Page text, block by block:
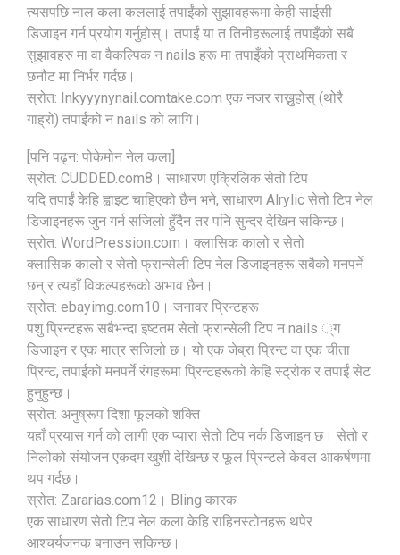
त्यसपछि नाल कला कललाई तपाईंको सुझावहरूमा केही साईसी
डिजाइन गर्न प्रयोग गर्नुहोस्। तपाईं या त तिनीहरूलाई तपाइँको सबै
सुझावहरु मा वा वैकल्पिक न nails हरू मा तपाइँको प्राथमिकता र
छनौट मा निर्भर गर्दछ।
स्रोत: Inkyyynynail.comtake.com एक नजर राख्नुहोस् (थोरै
गाह्रो) तपाईंको न nails को लागि।
[पनि पढ्न: पोकेमोन नेल कला]
स्रोत: CUDDED.com8। साधारण एक्रिलिक सेतो टिप
यदि तपाईं केहि ह्वाइट चाहिएको छैन भने, साधारण Alrylic सेतो टिप नेल
डिजाइनहरू जुन गर्न सजिलो हुँदैन तर पनि सुन्दर देखिन सकिन्छ।
स्रोत: WordPression.com। क्लासिक कालो र सेतो
क्लासिक कालो र सेतो फ्रान्सेली टिप नेल डिजाइनहरू सबैको मनपर्ने
छन् र त्यहाँ विकल्पहरूको अभाव छैन।
स्रोत: ebayimg.com10। जनावर प्रिन्टहरू
पशु प्रिन्टहरू सबैभन्दा इष्टतम सेतो फ्रान्सेली टिप न nails ्ग
डिजाइन र एक मात्र सजिलो छ। यो एक जेब्रा प्रिन्ट वा एक चीता
प्रिन्ट, तपाईंको मनपर्ने रंगहरूमा प्रिन्टहरूको केहि स्ट्रोक र तपाईं सेट
हुनुहुन्छ।
स्रोत: अनुष्रूप दिशा फूलको शक्ति
यहाँ प्रयास गर्न को लागी एक प्यारा सेतो टिप नर्क डिजाइन छ। सेतो र
निलोको संयोजन एकदम खुशी देखिन्छ र फूल प्रिन्टले केवल आकर्षणमा
थप गर्दछ।
स्रोत: Zararias.com12। Bling कारक
एक साधारण सेतो टिप नेल कला केहि राहिनस्टोनहरू थपेर
आश्चर्यजनक बनाउन सकिन्छ।